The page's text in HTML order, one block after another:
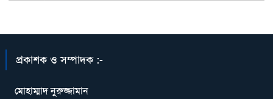
প্রকাশক ও সম্পাদক :-
মোহাম্মাদ নুরুজ্জামান